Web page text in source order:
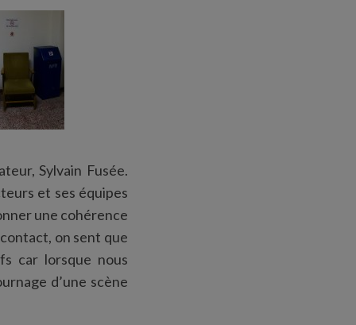
Sylvain Fusée.
et ses équipes
une cohérence
on sent que
car lorsque nous
d’une scène